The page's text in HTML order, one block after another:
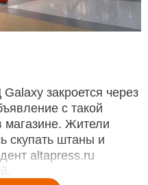
закроется через
с такой
Жители
скупать штаны и
altapress.ru